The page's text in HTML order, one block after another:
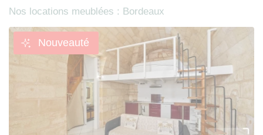
Nos locations meublées : Bordeaux
Nouveauté